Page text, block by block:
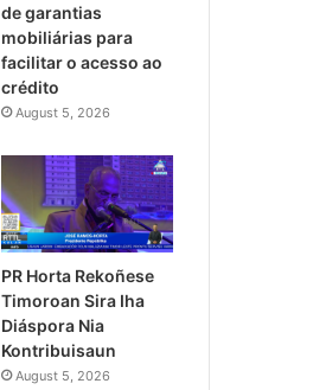
de garantias
mobiliárias para
facilitar o acesso ao
crédito
August 5, 2026
PR Horta Rekoñese
Timoroan Sira Iha
Diáspora Nia
Kontribuisaun
August 5, 2026